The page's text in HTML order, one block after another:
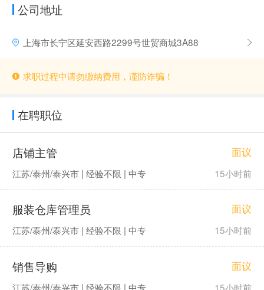
公司地址
上海市长宁区延安西路2299号世贸商城3A88
求职过程中请勿缴纳费用，谨防诈骗！
在聘职位
店铺主管 面议
江苏/泰州/泰兴市 | 经验不限 | 中专 15小时前
服装仓库管理员 面议
江苏/泰州/泰兴市 | 经验不限 | 中专 15小时前
销售导购 面议
江苏/泰州/泰兴市 | 经验不限 | 中专 15小时前